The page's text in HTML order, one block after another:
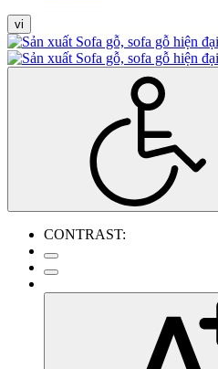
vi
CONTRAST: